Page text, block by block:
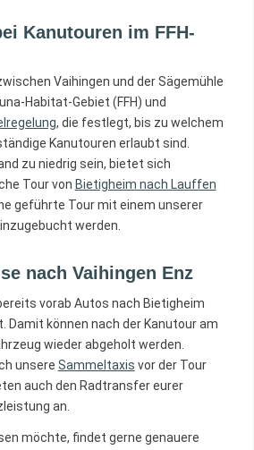
Kanutouren im FFH-
Vaihingen und der Sägemühle
Habitat-Gebiet (FFH) und
, die festlegt, bis zu welchem
Kanutouren erlaubt sind.
zu niedrig sein, bietet sich
Tour von Bietigheim nach Lauffen
geführte Tour mit einem unserer
werden.
nach Vaihingen Enz
vorab Autos nach Bietigheim
Damit können nach der Kanutour am
wieder abgeholt werden.
unsere Sammeltaxis vor der Tour
auch den Radtransfer eurer
an.
möchte, findet gerne genauere